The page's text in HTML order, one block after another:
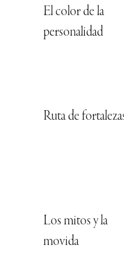
El color de la
personalidad
Ruta de
Los mitos y la
movida